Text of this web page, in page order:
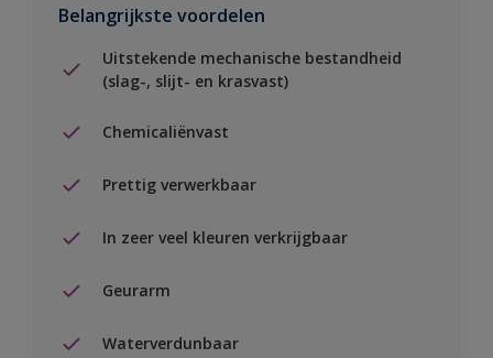
Belangrijkste voordelen
Uitstekende mechanische bestandheid
(slag-, slijt- en krasvast)
Chemicaliënvast
Prettig verwerkbaar
In zeer veel kleuren verkrijgbaar
Geurarm
Waterverdunbaar